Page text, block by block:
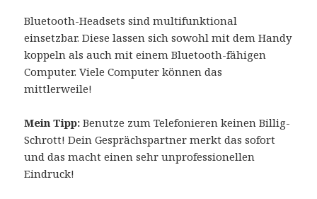
Bluetooth-Headsets sind multifunktional
einsetzbar. Diese lassen sich sowohl mit dem Handy
koppeln als auch mit einem Bluetooth-fähigen
Computer. Viele Computer können das
mittlerweile!
Mein Tipp: Benutze zum Telefonieren keinen Billig-
Schrott! Dein Gesprächspartner merkt das sofort
und das macht einen sehr unprofessionellen
Eindruck!